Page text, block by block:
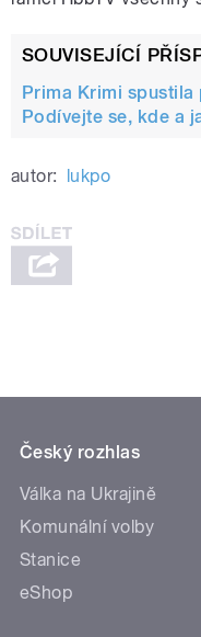
SOUVISEJÍCÍ
Prima Krimi
Podívejte se, kde a
autor: lukpo
Český rozhlas
Válka na Ukrajině
Komunální volby
Stanice
eShop